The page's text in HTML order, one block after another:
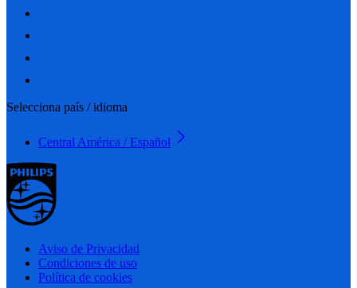
Selecciona país / idioma
Central América / Español
Aviso de Privacidad
Condiciones de uso
Política de cookies